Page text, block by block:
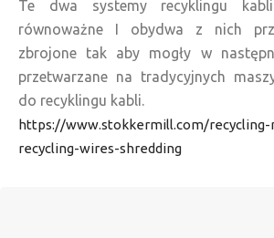
Te dwa systemy recyklingu
równoważne I obydwa z nich
zbrojone tak aby mogły w
przetwarzane na tradycyjnych
do recyklingu kabli.
https://www.stokkermill.com/recycling-
recycling-wires-shredding